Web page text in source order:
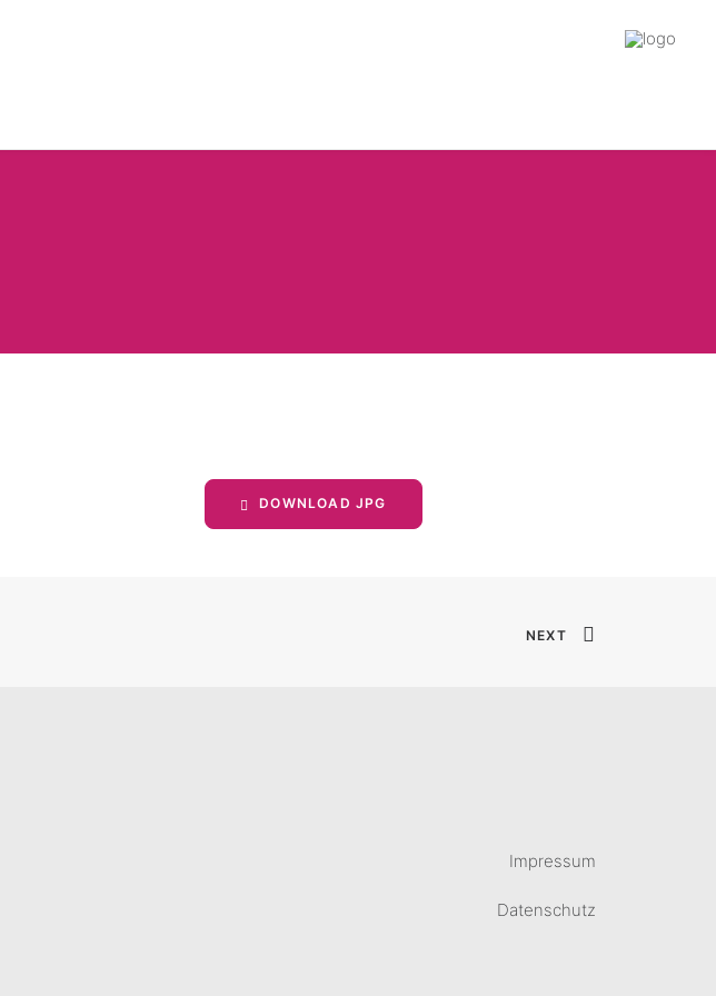
DOWNLOAD JPG
NEXT
Impressum
Datenschutz